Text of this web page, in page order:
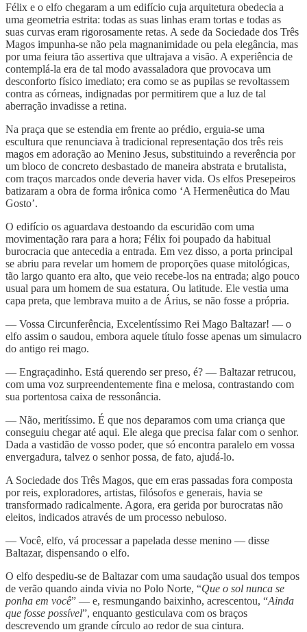
Félix e o elfo chegaram a um edifício cuja arquitetura obedecia a
uma geometria estrita: todas as suas linhas eram tortas e todas as
suas curvas eram rigorosamente retas. A sede da Sociedade dos Três
Magos impunha-se não pela magnanimidade ou pela elegância, mas
por uma feiura tão assertiva que ultrajava a visão. A experiência de
contemplá-la era de tal modo avassaladora que provocava um
desconforto físico imediato; era como se as pupilas se revoltassem
contra as córneas, indignadas por permitirem que a luz de tal
aberração invadisse a retina.
Na praça que se estendia em frente ao prédio, erguia-se uma
escultura que renunciava à tradicional representação dos três reis
magos em adoração ao Menino Jesus, substituindo a reverência por
um bloco de concreto desbastado de maneira abstrata e brutalista,
com traços marcados onde deveria haver vida. Os elfos Presepeiros
batizaram a obra de forma irônica como ‘A Hermenêutica do Mau
Gosto’.
O edifício os aguardava destoando da escuridão com uma
movimentação rara para a hora; Félix foi poupado da habitual
burocracia que antecedia a entrada. Em vez disso, a porta principal
se abriu para revelar um homem de proporções quase mitológicas,
tão largo quanto era alto, que veio recebe-los na entrada; algo pouco
usual para um homem de sua estatura. Ou latitude. Ele vestia uma
capa preta, que lembrava muito a de Árius, se não fosse a própria.
— Vossa Circunferência, Excelentíssimo Rei Mago Baltazar! — o
elfo assim o saudou, embora aquele título fosse apenas um simulacro
do antigo rei mago.
— Engraçadinho. Está querendo ser preso, é? — Baltazar retrucou,
com uma voz surpreendentemente fina e melosa, contrastando com
sua portentosa caixa de ressonância.
— Não, meritíssimo. É que nos deparamos com uma criança que
conseguiu chegar até aqui. Ele alega que precisa falar com o senhor.
Dada a vastidão de vosso poder, que só encontra paralelo em vossa
envergadura, talvez o senhor possa, de fato, ajudá-lo.
A Sociedade dos Três Magos, que em eras passadas fora composta
por reis, exploradores, artistas, filósofos e generais, havia se
transformado radicalmente. Agora, era gerida por burocratas não
eleitos, indicados através de um processo nebuloso.
— Você, elfo, vá processar a papelada desse menino — disse
Baltazar, dispensando o elfo.
O elfo despediu-se de Baltazar com uma saudação usual dos tempos
de verão quando ainda vivia no Polo Norte, “Que o sol nunca se
ponha em você” — e, resmungando baixinho, acrescentou, “Ainda
que fosse possível”, enquanto gesticulava com os braços
descrevendo um grande círculo ao redor de sua cintura.